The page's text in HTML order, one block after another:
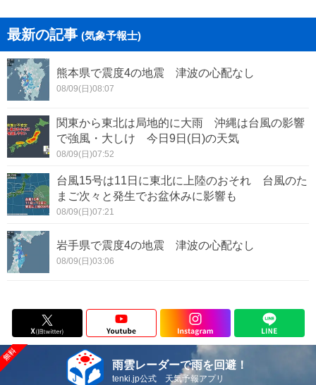
最新の記事 (気象予報士)
熊本県で震度4の地震 津波の心配なし
08/09(日)08:07
関東から東北は局地的に大雨 沖縄は台風の影響
で強風・大しけ 今日9日(日)の天気
08/09(日)07:52
台風15号は11日に東北に上陸のおそれ 台風のた
まご次々と発生でお盆休みに影響も
08/09(日)07:21
岩手県で震度4の地震 津波の心配なし
08/09(日)03:06
雨雲レーダーで雨を回避！
tenki.jp公式 天気予報アプリ